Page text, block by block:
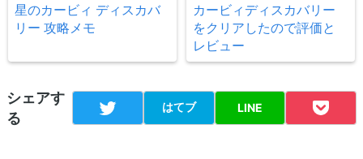
星のカービィ ディスカバ
リー 攻略メモ
カービィディスカバリー
をクリアしたので評価と
レビュー
シェアす
る
はてブ LINE